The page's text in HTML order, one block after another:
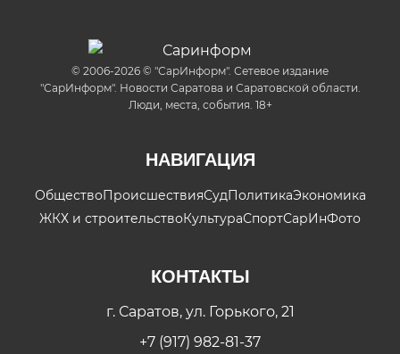
© 2006-2026 © "СарИнформ". Сетевое издание
"СарИнформ". Новости Саратова и Саратовской области.
Люди, места, события. 18+
НАВИГАЦИЯ
ОбществоПроисшествияСудПолитикаЭкономика
ЖКХ и строительствоКультураСпортСарИнФото
КОНТАКТЫ
г. Саратов, ул. Горького, 21
+7 (917) 982-81-37